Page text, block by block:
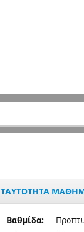
ΤΑΥΤΟΤΗΤΑ
Βαθμίδα: